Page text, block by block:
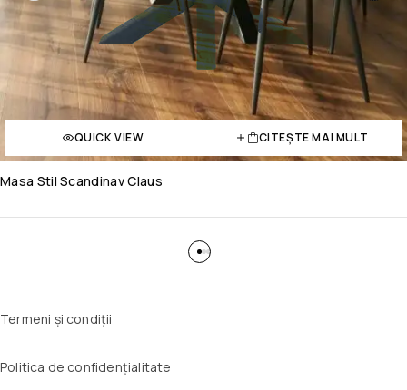
QUICK VIEW CITEȘTE MAI MULT
Masa Stil Scandinav Claus
Termeni și condiții
Politica de confidențialitate